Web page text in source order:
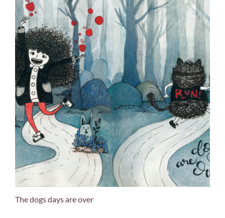
The dogs days are over